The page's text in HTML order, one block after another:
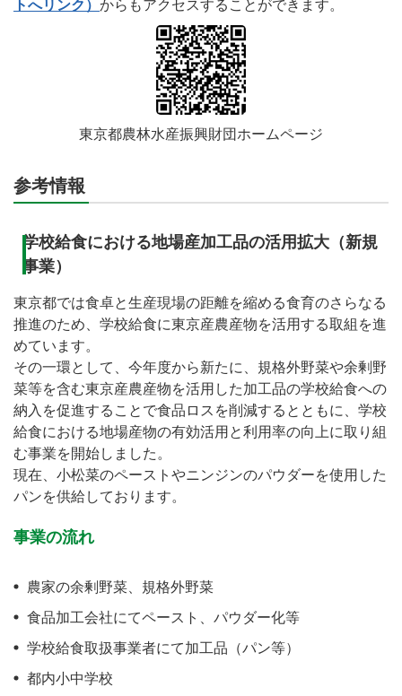
トへリンク） からもアクセスすることができます。
東京都農林水産振興財団ホームページ
参考情報
学校給食における地場産加工品の活用拡大（新規
事業）
東京都では食卓と生産現場の距離を縮める食育のさらなる
推進のため、学校給食に東京産農産物を活用する取組を進
めています。
その一環として、今年度から新たに、規格外野菜や余剰野
菜等を含む東京産農産物を活用した加工品の学校給食への
納入を促進することで食品ロスを削減するとともに、学校
給食における地場産物の有効活用と利用率の向上に取り組
む事業を開始しました。
現在、小松菜のペーストやニンジンのパウダーを使用した
パンを供給しております。
事業の流れ
農家の余剰野菜、規格外野菜
食品加工会社にてペースト、パウダー化等
学校給食取扱事業者にて加工品（パン等）
都内小中学校